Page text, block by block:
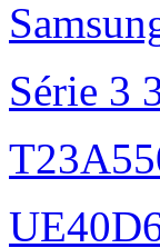
Série 3